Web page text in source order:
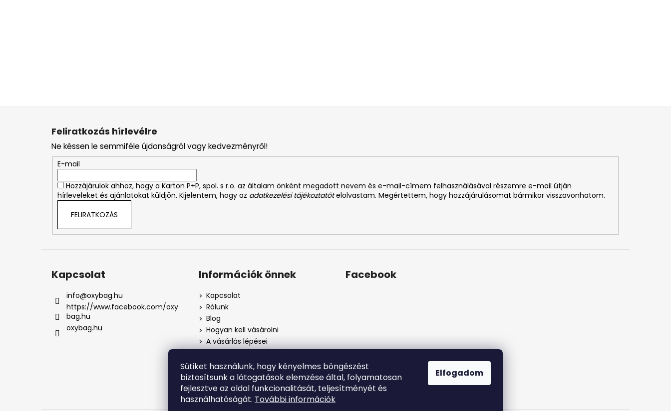
Sütiket használunk, hogy kényelmes böngészést
biztosítsunk a látogatások elemzése által, folyamatosan
fejlesztve az oldal funkcionalitását, teljesítményét és
használhatóságát. További információk
Elfogadom
L
Feliratkozás hírlevélre
Ne késsen le semmiféle újdonságról vagy kedvezményről!
E-mail
Hozzájárulok ahhoz, hogy a Karton P+P, spol. s r.o. az általam önként megadott nevem és e-mail-címem felhasználásával részemre e-mail útján
hírleveleket és ajánlatokat küldjön. Kijelentem, hogy az adatkezelési tájékoztatótelolvastam. Megértettem, hogy hozzájárulásomat bármikor visszavonhatom.
FELIRATKOZÁS
Kapcsolat
info@oxybag.hu
https://www.facebook.com/oxy
bag.hu
oxybag.hu
Információk önnek
Kapcsolat
Rólunk
Blog
Hogyan kell vásárolni
A vásárlás lépései
Adatkezelési tájékoztató
Panaszos eljárás
Panaszjelenté
Facebook